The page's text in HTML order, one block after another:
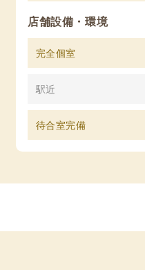
店舗設備・環境
完全個室
駅近
待合室完備